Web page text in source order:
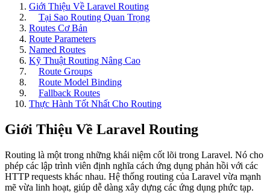
Giới Thiệu Về Laravel Routing
Tại Sao Routing Quan Trọng
Routes Cơ Bản
Route Parameters
Named Routes
Kỹ Thuật Routing Nâng Cao
Route Groups
Route Model Binding
Fallback Routes
Thực Hành Tốt Nhất Cho Routing
Giới Thiệu Về Laravel Routing
Routing là một trong những khái niệm cốt lõi trong Laravel. Nó cho
phép các lập trình viên định nghĩa cách ứng dụng phản hồi với các
HTTP requests khác nhau. Hệ thống routing của Laravel vừa mạnh
mẽ vừa linh hoạt, giúp dễ dàng xây dựng các ứng dụng phức tạp.